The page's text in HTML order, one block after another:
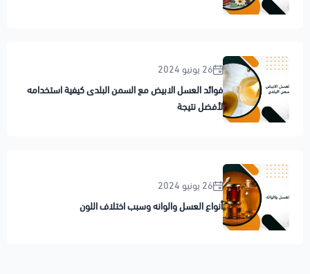
26 يونيو 2024
فوائد العسل الابيض مع السمن البلدى كيفية استخدامه
لأفضل نتيجة
26 يونيو 2024
أنواع العسل والوانه وسبب اختلاف اللون